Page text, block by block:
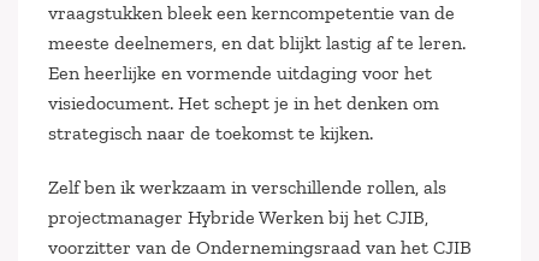
vraagstukken bleek een kerncompetentie van de
meeste deelnemers, en dat blijkt lastig af te leren.
Een heerlijke en vormende uitdaging voor het
visiedocument. Het schept je in het denken om
strategisch naar de toekomst te kijken.
Zelf ben ik werkzaam in verschillende rollen, als
projectmanager Hybride Werken bij het CJIB,
voorzitter van de Ondernemingsraad van het CJIB